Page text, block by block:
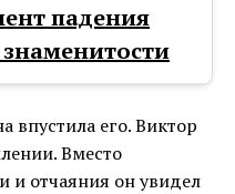
падения
впустила его. Виктор
Вместо
и отчаяния он увидел